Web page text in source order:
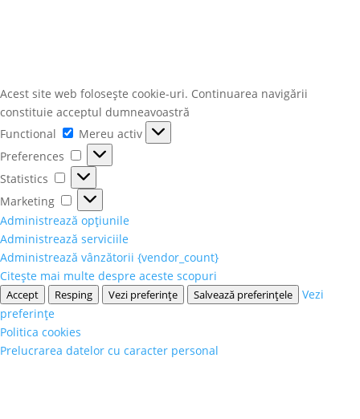
Acest site web folosește cookie-uri. Continuarea navigării
constituie acceptul dumneavoastră
Functional
Functional
Mereu activ
Preferences
Preferences
Statistics
Statistics
Marketing
Marketing
Administrează opțiunile
Administrează serviciile
Administrează vânzătorii {vendor_count}
Citește mai multe despre aceste scopuri
Accept Resping Vezi preferințe Salvează preferințele
Vezi
preferințe
Politica cookies
Prelucrarea datelor cu caracter personal